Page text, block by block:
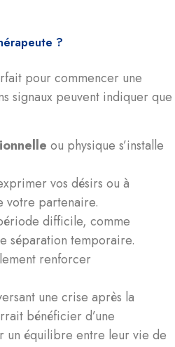
?
pour commencer une
signaux peuvent indiquer que
ou physique s’installe
vos désirs ou à
votre partenaire.
difficile, comme
séparation temporaire.
renforcer
une crise après la
bénéficier d’une
un équilibre entre leur vie de